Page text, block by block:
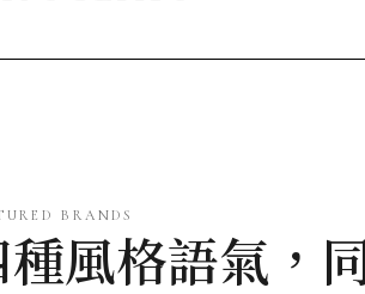
BRANDS
種風格語氣，